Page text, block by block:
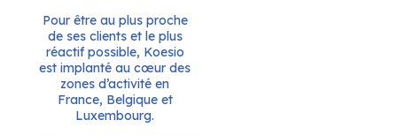
Pour être au plus proche
de ses clients et le plus
réactif possible, Koesio
est implanté au cœur des
zones d’activité en
France, Belgique et
Luxembourg.